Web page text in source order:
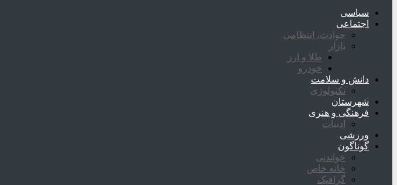
سیاسی
اجتماعی
حوادث، انتظامی
بازار
طلا و ارز
خودرو
دانش و سلامت
تکنولوژی
شهرستان
فرهنگی و هنری
ادبیات
ورزشی
گوناگون
خواندنی
خانه خاص
گرافیک